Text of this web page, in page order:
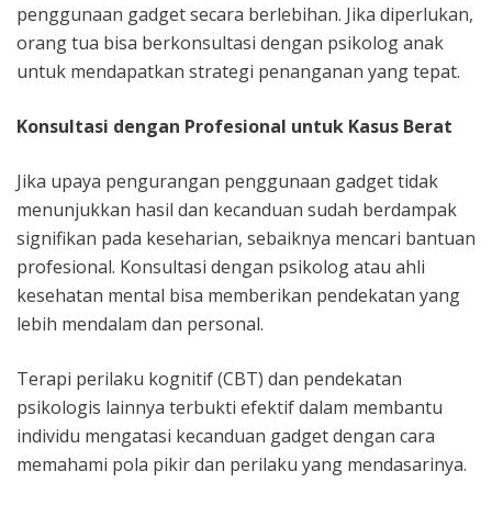
penggunaan gadget secara berlebihan. Jika diperlukan,
orang tua bisa berkonsultasi dengan psikolog anak
untuk mendapatkan strategi penanganan yang tepat.
Konsultasi dengan Profesional untuk Kasus Berat
Jika upaya pengurangan penggunaan gadget tidak
menunjukkan hasil dan kecanduan sudah berdampak
signifikan pada keseharian, sebaiknya mencari bantuan
profesional. Konsultasi dengan psikolog atau ahli
kesehatan mental bisa memberikan pendekatan yang
lebih mendalam dan personal.
Terapi perilaku kognitif (CBT) dan pendekatan
psikologis lainnya terbukti efektif dalam membantu
individu mengatasi kecanduan gadget dengan cara
memahami pola pikir dan perilaku yang mendasarinya.